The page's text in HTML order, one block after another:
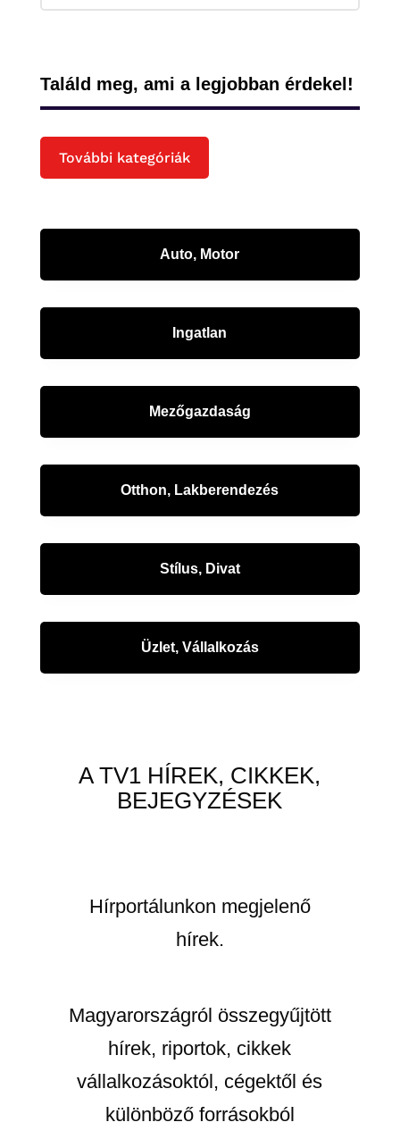
Találd meg, ami a legjobban érdekel!
További kategóriák
Auto, Motor
Ingatlan
Mezőgazdaság
Otthon, Lakberendezés
Stílus, Divat
Üzlet, Vállalkozás
A TV1 HÍREK, CIKKEK,
BEJEGYZÉSEK
Hírportálunkon megjelenő
hírek.
Magyarországról összegyűjtött
hírek, riportok, cikkek
vállalkozásoktól, cégektől és
különböző forrásokból